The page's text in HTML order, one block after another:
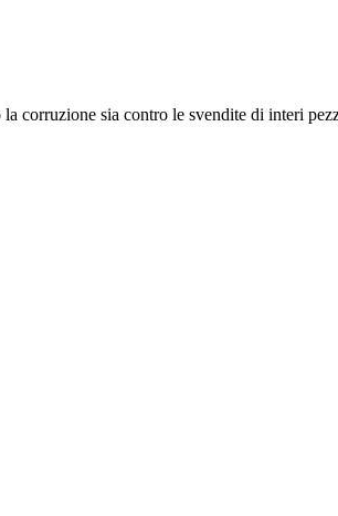
corruzione sia contro le svendite di interi